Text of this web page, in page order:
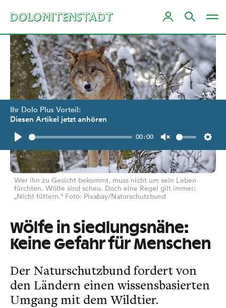
Ihr Dolo Plus Vorteil:
Diesen Artikel jetzt anhören
Play
00:00
Unmute
Wer ihn zu Gesicht bekommt, muss nicht um sein Leben
fürchten. Wölfe sind scheu. Doch eine Regel gilt immer:
„Nicht füttern.“ Foto: Pixabay/Naturschutzbund
Wölfe in Siedlungsnähe:
Keine Gefahr für Menschen
Der Naturschutzbund fordert von
den Ländern einen wissensbasierten
Umgang mit dem Wildtier.